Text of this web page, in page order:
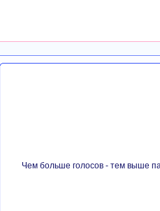
Чем больше голосов - тем выше